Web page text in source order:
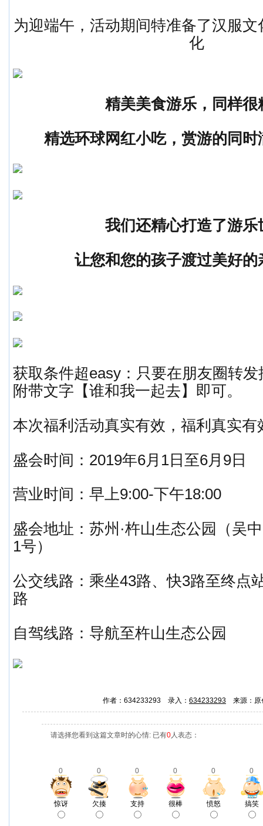
为迎端午，活动期间特准备了汉服
化
精美美食游乐，同样很
精选环球网红小吃，赏游的同时
我们还精心打造了游乐
让您和您的孩子渡过美好的
获取条件超easy：只要在朋友圈转
附带文字【谁和我一起去】即可。
本次福利活动真实有效，福利真实有
盛会时间：2019年6月1日至6月9日
营业时间：早上9:00-下午18:00
盛会地址：苏州·杵山生态公园（吴
1号）
公交线路：乘坐43路、快3路至终点
路
自驾线路：导航至杵山生态公园
作者：634233293 录入： 634233293 来源：
请选择您看到这篇文章时的心情: 已有0人表态：
0 0 0 0 0 0
惊讶 欠揍 支持 很棒 愤怒 搞笑